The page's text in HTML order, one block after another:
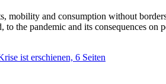
and consumption without
the pandemic and its consequences
ist erschienen, 6 Seiten